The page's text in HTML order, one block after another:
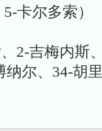
卡尔多索）
吉梅内斯、
尔、34-胡